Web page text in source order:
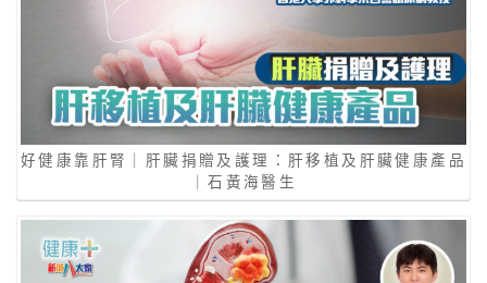
好健康靠肝腎｜肝臟捐贈及護理：肝移植及肝臟健康產品
｜石黃海醫生